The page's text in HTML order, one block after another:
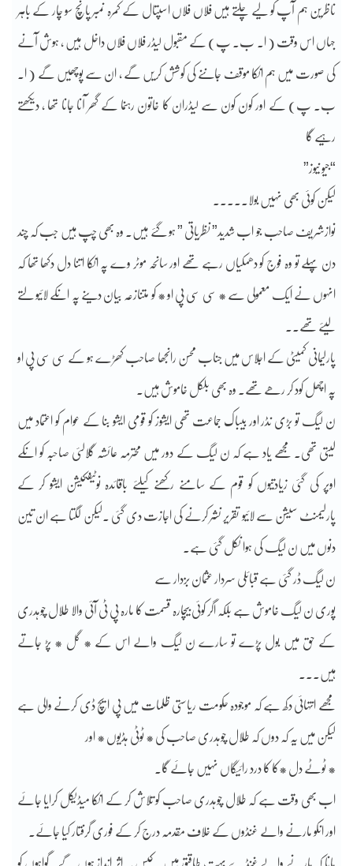
ناظرین ہم آپ کو لیے چلتے ہیں فلاں فلاں اسپتال کے کمرہ نمبر پانچ سو چار کے باہر
جہاں اس وقت ( ا۔ ب۔ پ) کے مقبول لیڈر فلاں فلاں داخل ہیں ، ہوش آنے
کی صورت میں ہم انکا موقف جاننے کی کوشش کریں گے ، ان سے پوچھیں گے ( ا۔
ب۔ پ) کے اور کون کون سے لیڈران کا خاتون رہنما کے گھر آنا جانا تھا ، دیکھتے
رہیے گا
“جیو نیوز”
لیکن کوئی بھی نہیں بولا۔۔۔۔۔
نوازشریف صاحب جو اب شدید” نظریاتی ” ہو گئے ہیں۔ وہ بھی چپ ہیں جب کہ چند
دن پہلے تو وہ فوج کو دھمکیاں رہے تھے اور سانحہ موٹر وے پہ انکا اتنا دل دکھا تھا کہ
انہوں نے ایک معمولی سے * سی سی پی او * کو متنازعہ بیان دینے پہ انکے لائیو لتے
لیئے تھے۔۔
پارلیمانی کمیٹی کے اجلاس میں جناب محسن رانجھا صاحب کھڑے ہو کے سی سی پی او
پہ اچھل کود کر رھے تھے۔ وہ بھی بلکل خاموش ہیں۔
ن لیگ تو بڑی نڈر اور بیباک جماعت تھی ایشوز کو قومی ایشو بنا کے عوام کو اعتماد میں
لیتی تھی۔ مجھے یاد ہے کہ ن لیگ کے دور میں محترمہ عائشہ گلالئی صاحبہ کو انکے
اوپر کی گئی زیادتیوں کو قوم کے سامنے رکھنے کیلئے باقائدہ نوٹیفکیشن ایشو کر کے
پارلیمنٹ سیشن سے لائیو تقریر نشر کرنے کی اجازت دی گئی ۔لیکن لگتا ہے ان تین
دنوں میں ن لیگ کی ہوا نکل گئی ہے۔
ن لیگ ڈر گئی ہے قبائلی سردار عثمان بزدار سے
پوری ن لیگ خاموش ہے بلکہ اگر کوئی بیچارہ قسمت کا مارہ پی ٹی آئی والا طلال چوہدری
کے حق میں بول پڑے تو سارے ن لیگ والے اس کے * گل * پڑ جاتے
ہیں۔۔۔
مجھے انتہائی دکھ ہے کہ موجودہ حکومت ریاستی ظلمات میں پی ایچ ڈی کرنے والی ہے
لیکن میں یہ کہ دوں کہ طلال چوہدری صاحب کی * ٹوٹی ہڈیوں * اور
* ٹوٹے دل *کا کا درد رائیگاں نہیں جائے گا۔
اب بھی وقت ہے کہ طلال چوہدری صاحب کو تلاش کر کے انکا میڈیکل کرایا جائے
اور انکو مارنے والے غنڈوں کے خلاف مقدمہ درج کر کے فوری گرفتار کیا جائے۔
مانا کہ مارنے والے غنڈے بہت طاقتور ہیں۔ کیس پہ اثر انداز ہوں گے۔ گواہوں کو